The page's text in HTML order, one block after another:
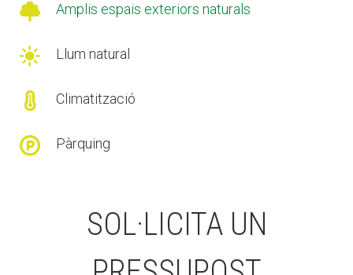
 Amplis espais exteriors naturals
 Llum natural
 Climatització
 Pàrquing
SOL·LICITA UN